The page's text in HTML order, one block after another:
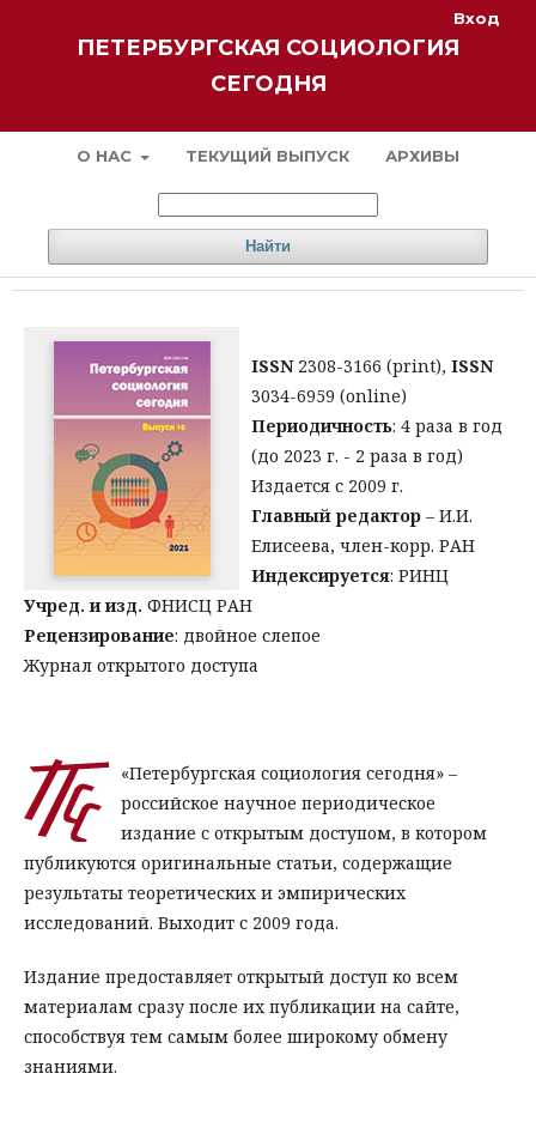
ПЕТЕРБУРГСКАЯ СОЦИОЛОГИЯ
СЕГОДНЯ
О НАС ТЕКУЩИЙ ВЫПУСК АРХИВЫ
Найти
Вход
ISSN 2308-3166 (print), ISSN
3034-6959 (online)
Периодичность: 4 раза в год
(до 2023 г. - 2 раза в год)
Издается с 2009 г.
Главный редактор – И.И.
Елисеева, член-корр. РАН
Индексируется: РИНЦ
Учред. и изд. ФНИСЦ РАН
Рецензирование: двойное слепое
Журнал открытого доступа
«Петербургская социология сегодня» –
российское научное периодическое
издание с открытым доступом, в котором
публикуются оригинальные статьи, содержащие
результаты теоретических и эмпирических
исследований. Выходит с 2009 года.
Издание предоставляет открытый доступ ко всем
материалам сразу после их публикации на сайте,
способствуя тем самым более широкому обмену
знаниями.